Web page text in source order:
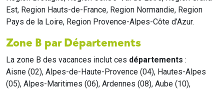
Est, Region Hauts-de-France, Region Normandie, Region
Pays de la Loire, Region Provence-Alpes-Côte d’Azur.
Zone B par Départements
La zone B des vacances inclut ces départements :
Aisne (02), Alpes-de-Haute-Provence (04), Hautes-Alpes
(05), Alpes-Maritimes (06), Ardennes (08), Aube (10),